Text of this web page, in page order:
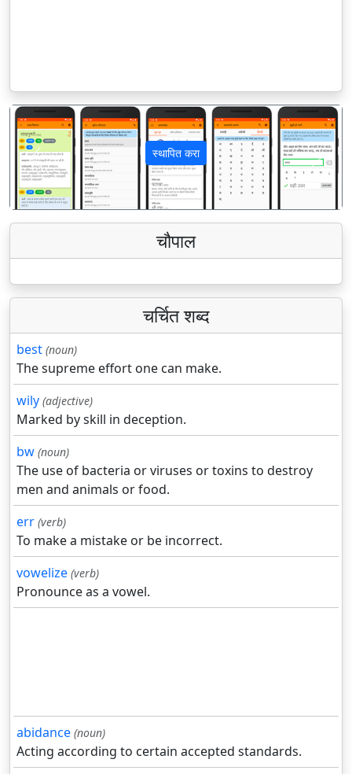
स्थापित करा
पिछला अगला
चौपाल
चर्चित शब्द
best (noun)
The supreme effort one can make.
wily (adjective)
Marked by skill in deception.
bw (noun)
The use of bacteria or viruses or toxins to destroy
men and animals or food.
err (verb)
To make a mistake or be incorrect.
vowelize (verb)
Pronounce as a vowel.
abidance (noun)
Acting according to certain accepted standards.